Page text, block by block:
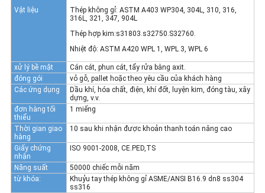
Vật liệu
Thép không gỉ: ASTM A403 WP304, 304L, 310, 316,
316L, 321, 347, 904L
Thép hợp kim:s31803.s32750.S32760.
Nhiệt độ: ASTM A420 WPL 1, WPL 3, WPL 6
xử lý bề mặt
Cán cát, phun cát, tẩy rửa bằng axit.
đóng gói
vỏ gỗ, pallet hoặc theo yêu cầu của khách hàng
Các ứng dụng
Dầu khí, hóa chất, điện, khí đốt, luyện kim, đóng tàu, xây
dựng, v.v.
đơn hàng tối
thiểu
1 miếng
Thời gian giao
hàng
10 sau khi nhận được khoản thanh toán nâng cao
Giấy chứng
nhận
ISO 9001-2008, CE.PED,TS
Năng suất
50000 chiếc mỗi năm
từ khóa:
Khuỷu tay thép không gỉ ASME/ANSI B16.9 dn8 ss304
ss316